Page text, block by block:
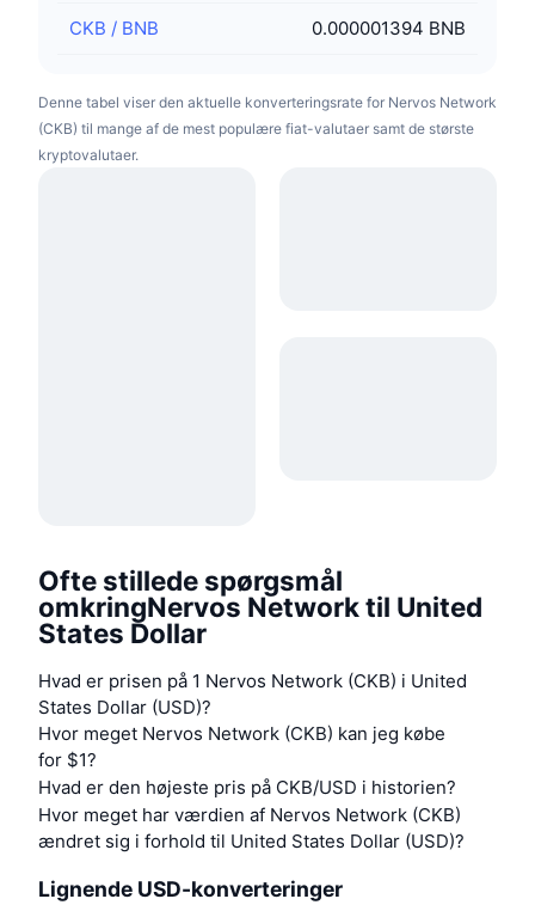
CKB / BNB 0.000001394 BNB
Denne tabel viser den aktuelle konverteringsrate for Nervos Network
(CKB) til mange af de mest populære fiat-valutaer samt de største
kryptovalutaer.
Ofte stillede spørgsmål
omkringNervos Network til United
States Dollar
Hvad er prisen på 1 Nervos Network (CKB) i United
States Dollar (USD)?
Hvor meget Nervos Network (CKB) kan jeg købe
for $1?
Hvad er den højeste pris på CKB/USD i historien?
Hvor meget har værdien af Nervos Network (CKB)
ændret sig i forhold til United States Dollar (USD)?
Lignende USD-konverteringer